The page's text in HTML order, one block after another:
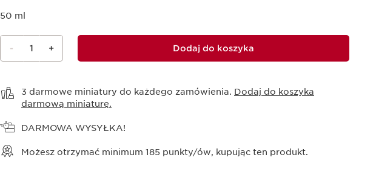
50 ml
- 1 + Dodaj do koszyka
3 darmowe miniatury do każdego zamówienia. Dodaj do koszyka
darmową miniaturę.
DARMOWA WYSYŁKA!
Możesz otrzymać minimum 185 punkty/ów, kupując ten produkt.